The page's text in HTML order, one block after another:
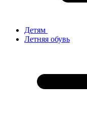
Детям
Летняя обувь